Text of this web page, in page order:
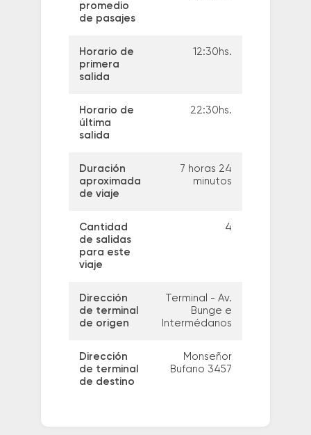
promedio
de pasajes
Horario de
primera
salida
12:30hs.
Horario de
última
salida
22:30hs.
Duración
aproximada
de viaje
7 horas 24
minutos
Cantidad
de salidas
para este
viaje
4
Dirección
de terminal
de origen
Terminal - Av.
Bunge e
Intermédanos
Dirección
de terminal
de destino
Monseñor
Bufano 3457